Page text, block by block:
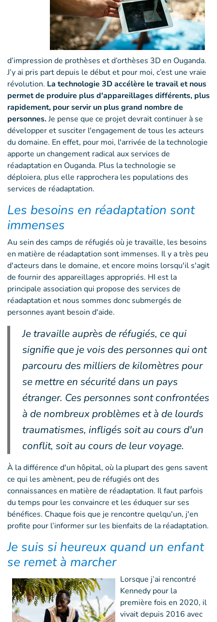
d’impression de prothèses et d’orthèses 3D en Ouganda.
J’y ai pris part depuis le début et pour moi, c’est une vraie
révolution. La technologie 3D accélère le travail et nous
permet de produire plus d'appareillages différents, plus
rapidement, pour servir un plus grand nombre de
personnes.Je pense que ce projet devrait continuer à se
développer et susciter l'engagement de tous les acteurs
du domaine. En effet, pour moi, l'arrivée de la technologie
apporte un changement radical aux services de
réadaptation en Ouganda. Plus la technologie se
déploiera, plus elle rapprochera les populations des
services de réadaptation.
Les besoins en réadaptation sont
immenses
Au sein des camps de réfugiés où je travaille, les besoins
en matière de réadaptation sont immenses. Il y a très peu
d'acteurs dans le domaine, et encore moins lorsqu'il s'agit
de fournir des appareillages appropriés. HI est la
principale association qui propose des services de
réadaptation et nous sommes donc submergés de
personnes ayant besoin d'aide.
Je travaille auprès de réfugiés, ce qui
signifie que je vois des personnes qui ont
parcouru des milliers de kilomètres pour
se mettre en sécurité dans un pays
étranger. Ces personnes sont confrontées
à de nombreux problèmes et à de lourds
traumatismes, infligés soit au cours d'un
conflit, soit au cours de leur voyage.
À la différence d'un hôpital, où la plupart des gens savent
ce qui les amènent, peu de réfugiés ont des
connaissances en matière de réadaptation. Il faut parfois
du temps pour les convaincre et les éduquer sur ses
bénéfices. Chaque fois que je rencontre quelqu'un, j'en
profite pour l’informer sur les bienfaits de la réadaptation.
Je suis si heureux quand un enfant
se remet à marcher
Lorsque j’ai rencontré
Kennedy pour la
première fois en 2020, il
vivait depuis 2016 avec